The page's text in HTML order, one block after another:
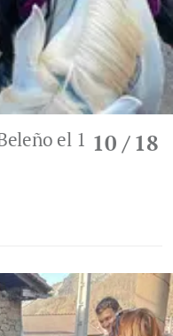
10 / 18
el 1